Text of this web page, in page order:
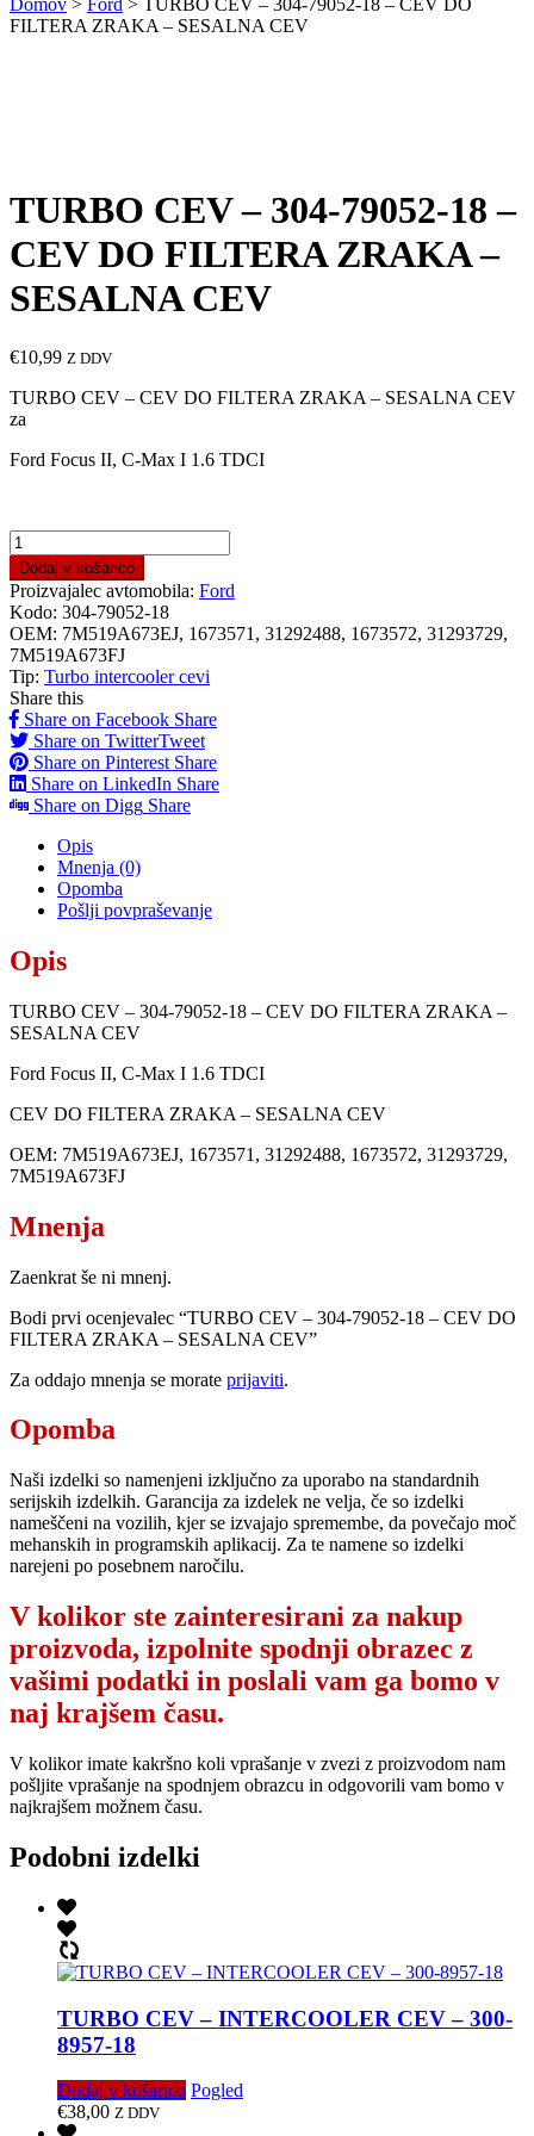
Domov > Ford > TURBO CEV – 304-79052-18 – CEV DO
FILTERA ZRAKA – SESALNA CEV
TURBO CEV – 304-79052-18 –
CEV DO FILTERA ZRAKA –
SESALNA CEV
€10,99 Z DDV
TURBO CEV – CEV DO FILTERA ZRAKA – SESALNA CEV
za
Ford Focus II, C-Max I 1.6 TDCI
TURBO
CEV
–
304-
79052-
18
–
CEV
DO
FILTERA
ZRAKA
-
SESALNA
CEV
quantity
Dodaj v košarico
Proizvajalec avtomobila: Ford
Kodo: 304-79052-18
OEM: 7M519A673EJ, 1673571, 31292488, 1673572, 31293729,
7M519A673FJ
Tip: Turbo intercooler cevi
Share this
Share on Facebook Share
Share on TwitterTweet
Share on Pinterest Share
Share on LinkedIn Share
Share on Digg Share
Opis
Mnenja (0)
Opomba
Pošlji povpraševanje
Opis
TURBO CEV – 304-79052-18 – CEV DO FILTERA ZRAKA –
SESALNA CEV
Ford Focus II, C-Max I 1.6 TDCI
CEV DO FILTERA ZRAKA – SESALNA CEV
OEM: 7M519A673EJ, 1673571, 31292488, 1673572, 31293729,
7M519A673FJ
Mnenja
Zaenkrat še ni mnenj.
Bodi prvi ocenjevalec “TURBO CEV – 304-79052-18 – CEV DO
FILTERA ZRAKA – SESALNA CEV”
Za oddajo mnenja se morate prijaviti.
Opomba
Naši izdelki so namenjeni izključno za uporabo na standardnih
serijskih izdelkih. Garancija za izdelek ne velja, če so izdelki
nameščeni na vozilih, kjer se izvajajo spremembe, da povečajo moč
mehanskih in programskih aplikacij. Za te namene so izdelki
narejeni po posebnem naročilu.
V kolikor ste zainteresirani za nakup
proizvoda, izpolnite spodnji obrazec z
vašimi podatki in poslali vam ga bomo v
naj krajšem času.
V kolikor imate kakršno koli vprašanje v zvezi z proizvodom nam
pošljite vprašanje na spodnjem obrazcu in odgovorili vam bomo v
najkrajšem možnem času.
Podobni izdelki
TURBO CEV – INTERCOOLER CEV – 300-
8957-18
Dodaj v košarico Pogled
€38,00 Z DDV